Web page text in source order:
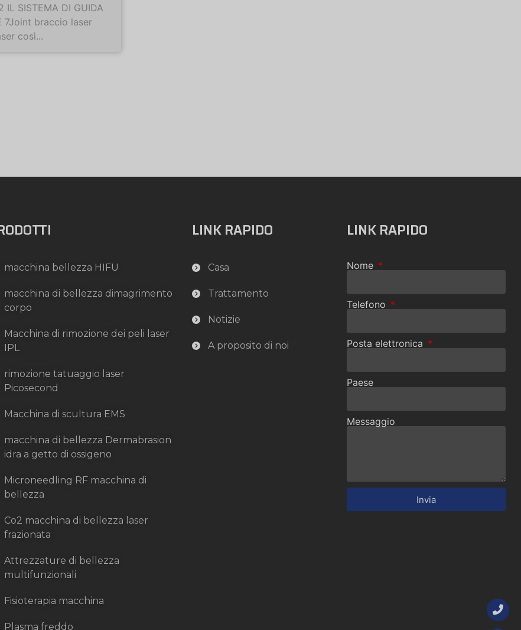
IL SISTEMA DI GUIDA
7Joint braccio laser
così...
macchina bellezza HIFU
macchina di bellezza dimagrimento
corpo
Macchina di rimozione dei peli laser
IPL
rimozione tatuaggio laser
Picosecond
Macchina di scultura EMS
macchina di bellezza Dermabrasion
idra a getto di ossigeno
Microneedling RF macchina di
bellezza
Co2 macchina di bellezza laser
frazionata
Attrezzature di bellezza
multifunzionali
Fisioterapia macchina
Plasma freddo
LINK RAPIDO
Casa
Trattamento
Notizie
A proposito di noi
LINK RAPIDO
Nome
Telefono
Posta elettronica
Paese
Messaggio
Invia